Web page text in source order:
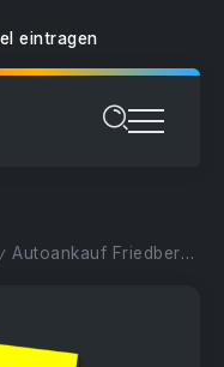
eintragen
/ Autoankauf Friedberg | Auto zum Spitzenpreis verkaufen